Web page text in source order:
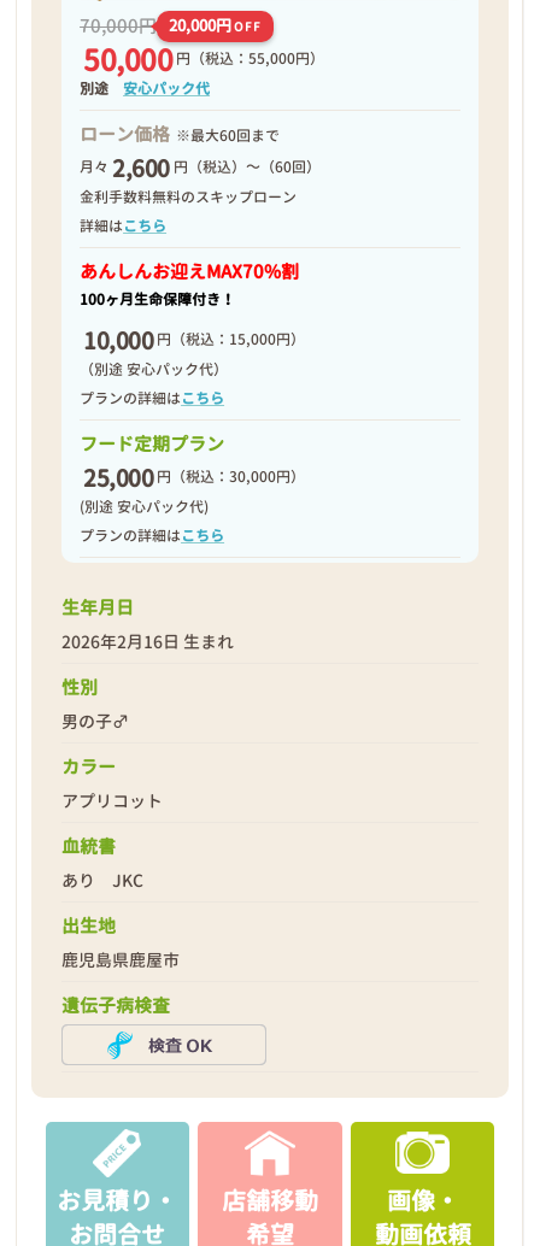
2026年02月23日
❮
70,000円 20,000円OFF
50,000 円 （税込：55,000円）
別途安心パック代
ローン価格 ※最大60回まで
月々 2,600 円（税込）～（60回）
金利手数料無料のスキップローン
詳細はこちら
あんしんお迎えMAX70%割
100ヶ月生命保障付き！
10,000 円 （税込：15,000円）
（別途 安心パック代）
プランの詳細はこちら
フード定期プラン
25,000 円 （税込：30,000円）
(別途 安心パック代)
プランの詳細はこちら
生年月日
2026年2月16日 生まれ
性別
男の子♂
カラー
アプリコット
血統書
あり JKC
出生地
鹿児島県鹿屋市
遺伝子病検査
お見積り・
お問合せ
店舗移動
希望
画像・
動画依頼